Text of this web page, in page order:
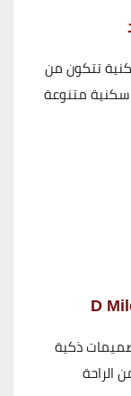
تتكون من
سكنية متنوعة
ذكية
الراحة